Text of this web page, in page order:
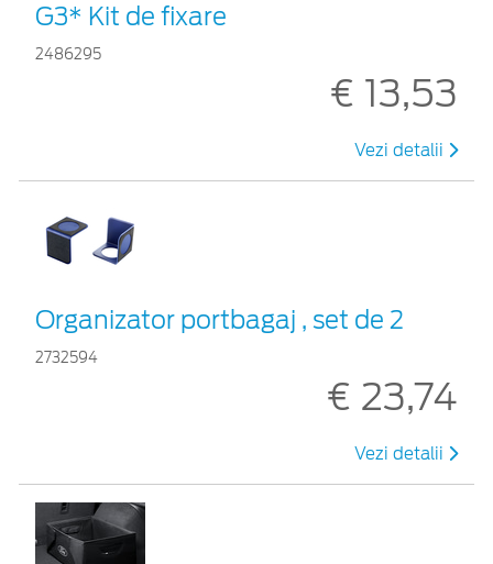
G3* Kit de fixare
2486295
€ 13,53
Vezi detalii
Organizator portbagaj , set de 2
2732594
€ 23,74
Vezi detalii